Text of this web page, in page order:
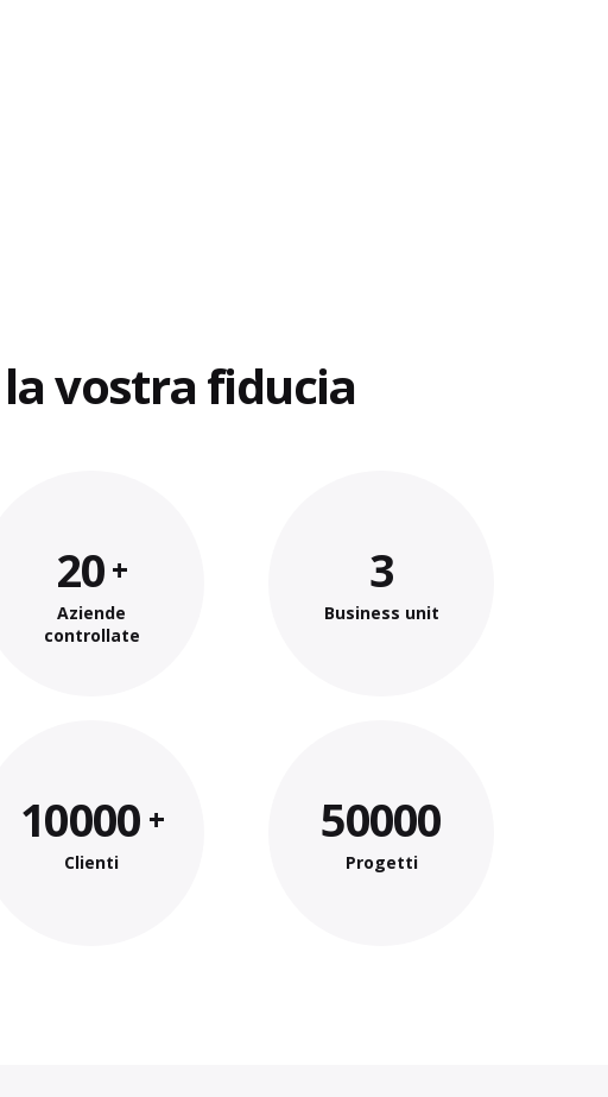
vostra fiducia
20
Aziende
controllate
3
Business unit
10000
Clienti
50000
Progetti